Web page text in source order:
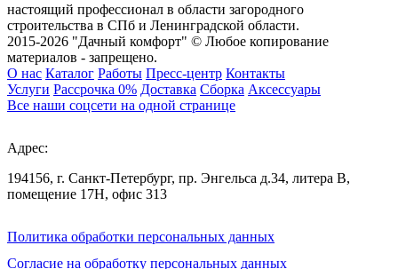
настоящий профессионал в области загородного
строительства в СПб и Ленинградской области.
2015-2026 "Дачный комфорт" © Любое копирование
материалов - запрещено.
О нас Каталог Работы Пресс-центр Контакты
Услуги Рассрочка 0% Доставка Сборка Аксессуары
Все наши соцсети на одной странице
Адрес:
194156, г. Санкт-Петербург, пр. Энгельса д.34, литера В,
помещение 17Н, офис 313
Политика обработки персональных данных
Согласие на обработку персональных данных